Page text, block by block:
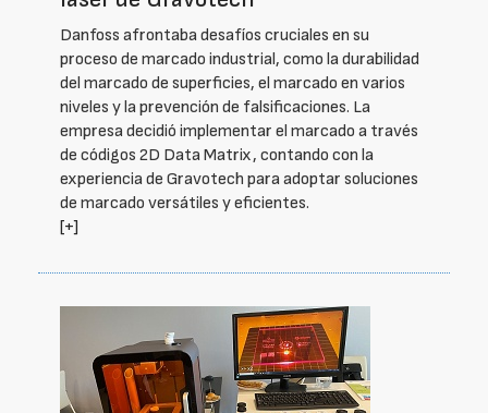
Danfoss afrontaba desafíos cruciales en su
proceso de marcado industrial, como la durabilidad
del marcado de superficies, el marcado en varios
niveles y la prevención de falsificaciones. La
empresa decidió implementar el marcado a través
de códigos 2D Data Matrix, contando con la
experiencia de Gravotech para adoptar soluciones
de marcado versátiles y eficientes.
[+]